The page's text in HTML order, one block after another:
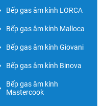
Bếp gas âm kính LORCA
Bếp gas âm kính Malloca
Bếp gas âm kính Giovani
Bếp gas âm kính Binova
Bếp gas âm kính
Mastercook